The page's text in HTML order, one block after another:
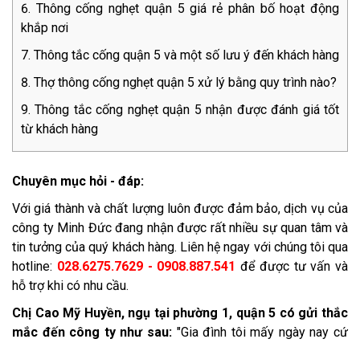
Thông cống nghẹt quận 5 giá rẻ phân bố hoạt động
khắp nơi
Thông tắc cống quận 5 và một số lưu ý đến khách hàng
Thợ thông cống nghẹt quận 5 xử lý bằng quy trình nào?
Thông tắc cống nghẹt quận 5 nhận được đánh giá tốt
từ khách hàng
Chuyên mục hỏi - đáp:
Với giá thành và chất lượng luôn được đảm bảo, dịch vụ của
công ty Minh Đức đang nhận được rất nhiều sự quan tâm và
tin tưởng của quý khách hàng. Liên hệ ngay với chúng tôi qua
hotline: 028.6275.7629 - 0908.887.541 để được tư vấn và
hỗ trợ khi có nhu cầu.
Chị Cao Mỹ Huyền, ngụ tại phường 1, quận 5 có gửi thắc
mắc đến công ty như sau:"Gia đình tôi mấy ngày nay cứ